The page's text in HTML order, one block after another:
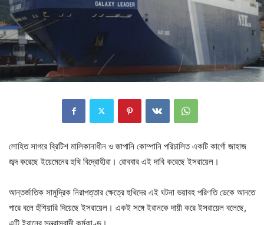
লোহিত সাগরে ব্রিটিশ মালিকানাধীন ও জাপানি কোম্পানি পরিচালিত একটি কার্গো জাহাজ
জব্দ করেছে ইয়েমেনের হুথি বিদ্রোহীরা। রোববার এই দাবি করেছে ইসরায়েল।
আন্তর্জাতিক সামুদ্রিক নিরাপত্তার ক্ষেত্রে হুথিদের এই ঘটনা ভয়াবহ পরিণতি ডেকে আনতে
পারে বলে হুঁশিয়ারি দিয়েছে ইসরায়েল। একই সঙ্গে ইরানকে দায়ী করে ইসরায়েল বলেছে,